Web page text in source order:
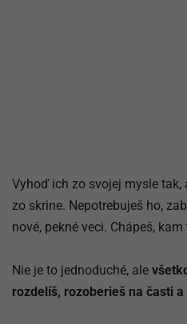
Vyhoď ich zo svojej mysle
zo skrine. Nepotrebuješ ho,
nové, pekné veci. Chápeš,
Nie je to jednoduché, ale
rozdelíš, rozoberieš na časti